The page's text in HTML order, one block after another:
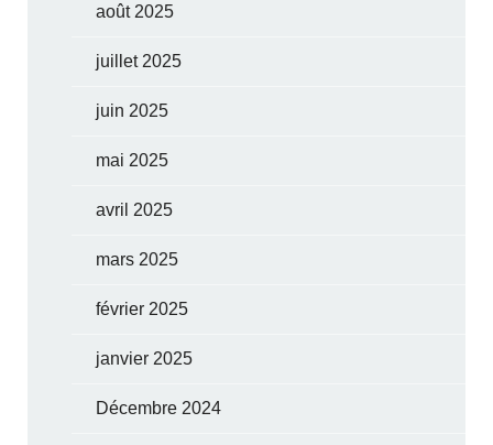
août 2025
juillet 2025
juin 2025
mai 2025
avril 2025
mars 2025
février 2025
janvier 2025
Décembre 2024